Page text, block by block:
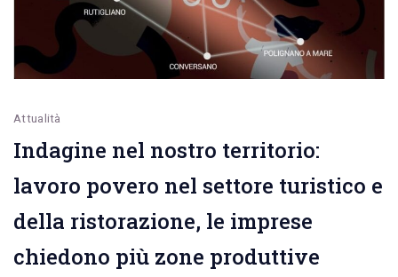
Attualità
Indagine nel nostro territorio:
lavoro povero nel settore turistico e
della ristorazione, le imprese
chiedono più zone produttive